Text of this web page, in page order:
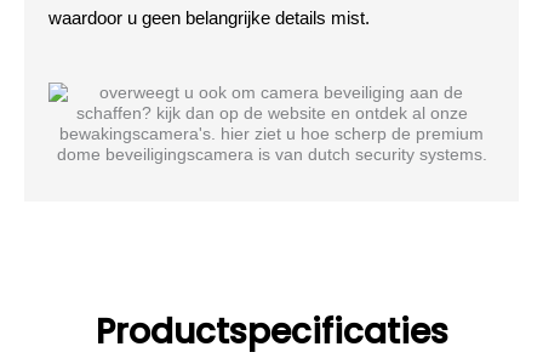
waardoor u geen belangrijke details mist.
Productspecificaties